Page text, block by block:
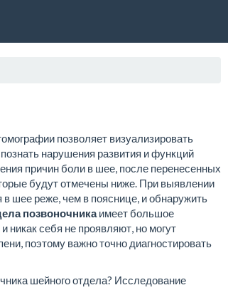
позволяет визуализировать
нарушения развития и функций
причин боли в шее, после перенесенных
будут отмечены ниже. При выявлении
шее реже, чем в пояснице, и обнаружить
позвоночника имеет большое
никак себя не проявляют, но могут
поэтому важно точно диагностировать
шейного отдела? Исследование